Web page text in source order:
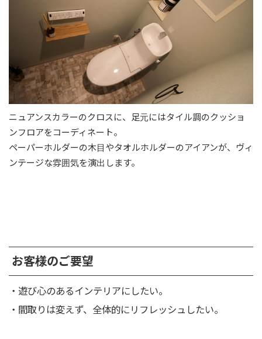
ニュアンスカラーのクロスに、足元にはタイル調のクッショ
ンフロアをコーディネート。
ペーパーホルダーの木目やタオルホルダーのアイアンが、ヴィ
ンテージな雰囲気を演出します。
お客様のご要望
・遊び心のあるインテリアにしたい。
・間取りは変えず、全体的にリフレッシュしたい。